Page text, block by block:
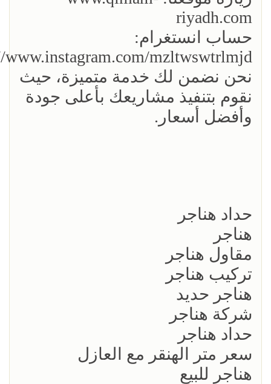
riyadh.com
حساب انستغرام:
www.instagram.com/mzltwswtrlmjd/
نحن نضمن لك خدمة متميزة، حيث
نقوم بتنفيذ مشاريعك بأعلى جودة
وأفضل أسعار.
حداد هناجر
هناجر
مقاول هناجر
تركيب هناجر
هناجر حديد
شركة هناجر
حداد هناجر
سعر متر الهنقر مع العازل
هناجر للبيع